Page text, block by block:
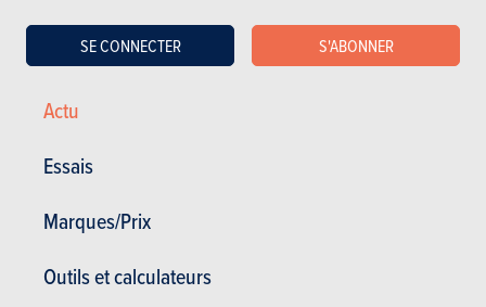
Actu
Essais
Marques/Prix
Outils et calculateurs
SE CONNECTER S'ABONNER
Rentabilité reine
sévère impliquerait des coûts de développement trop élevés qui
faute de rentabilité.
plus en plus cher et deux raisons principales l’expliquent : les coûts
combustion. Avec une norme Euro 7 annoncée drastique en matière